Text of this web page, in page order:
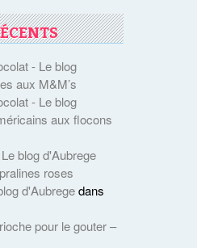
- Le blog
aux M&M’s
- Le blog
aux flocons
blog d'Aubrege
roses
d'Aubregedans
pour le gouter –